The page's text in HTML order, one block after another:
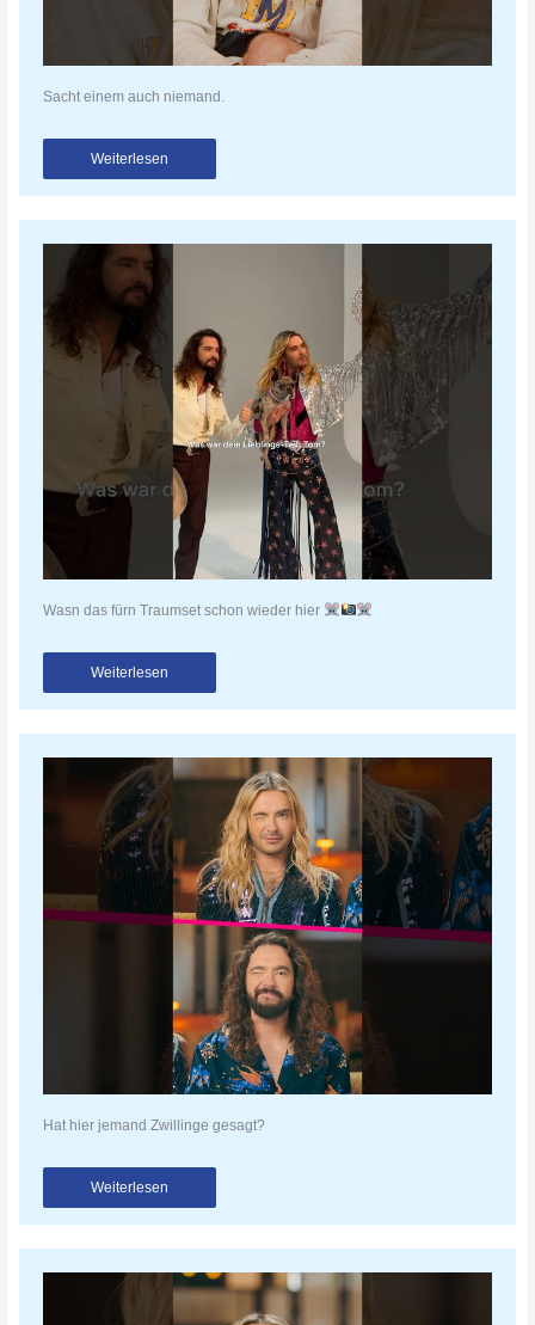
Sacht einem auch niemand.
Weiterlesen
Wasn das fürn Traumset schon wieder hier
Weiterlesen
Hat hier jemand Zwillinge gesagt?
Weiterlesen